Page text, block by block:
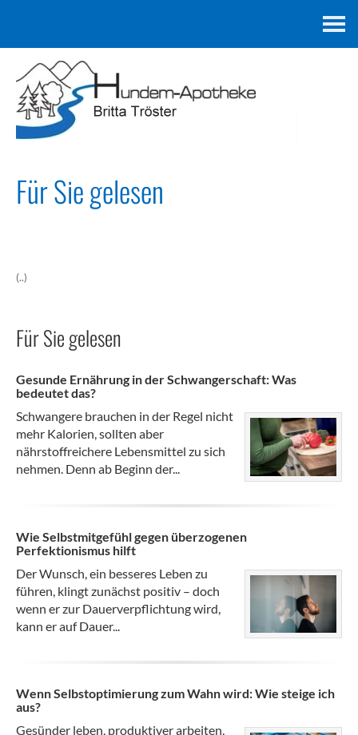
Für Sie gelesen
(..)
Für Sie gelesen
Gesunde Ernährung in der Schwangerschaft: Was
bedeutet das?
Schwangere brauchen in der Regel nicht
mehr Kalorien, sollten aber
nährstoffreichere Lebensmittel zu sich
nehmen. Denn ab Beginn der...
Wie Selbstmitgefühl gegen überzogenen
Perfektionismus hilft
Der Wunsch, ein besseres Leben zu
führen, klingt zunächst positiv – doch
wenn er zur Dauerverpflichtung wird,
kann er auf Dauer...
Wenn Selbstoptimierung zum Wahn wird: Wie steige ich
aus?
Gesünder leben, produktiver arbeiten,